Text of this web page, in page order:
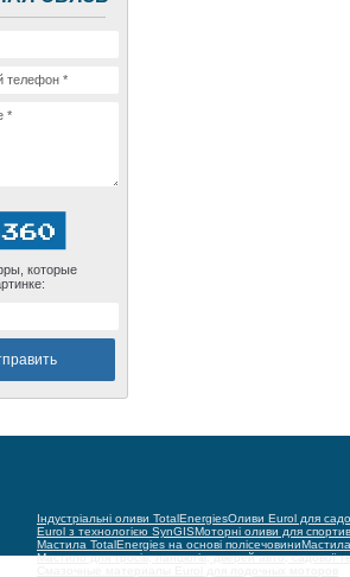
которые
Індустріальні оливи TotalEnergiesОливи Eurol для
Eurol з технологією SynGISМоторні оливи для
Мастила TotalEnergies на основі полісечовини
Мастило для тросів, ланцюгів, дверей авто, садової